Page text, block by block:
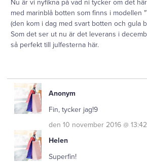
Nu är vi nyfikna på vad ni tycker om det
med marinblå botten som finns i modellen
(den kom i dag med svart botten och gula
Som det ser ut nu är det leverans i
så perfekt till julfesterna här.
Anonym
Fin, tycker jag!9
den 10 november 2016 @ 13:42
Helen
Superfin!